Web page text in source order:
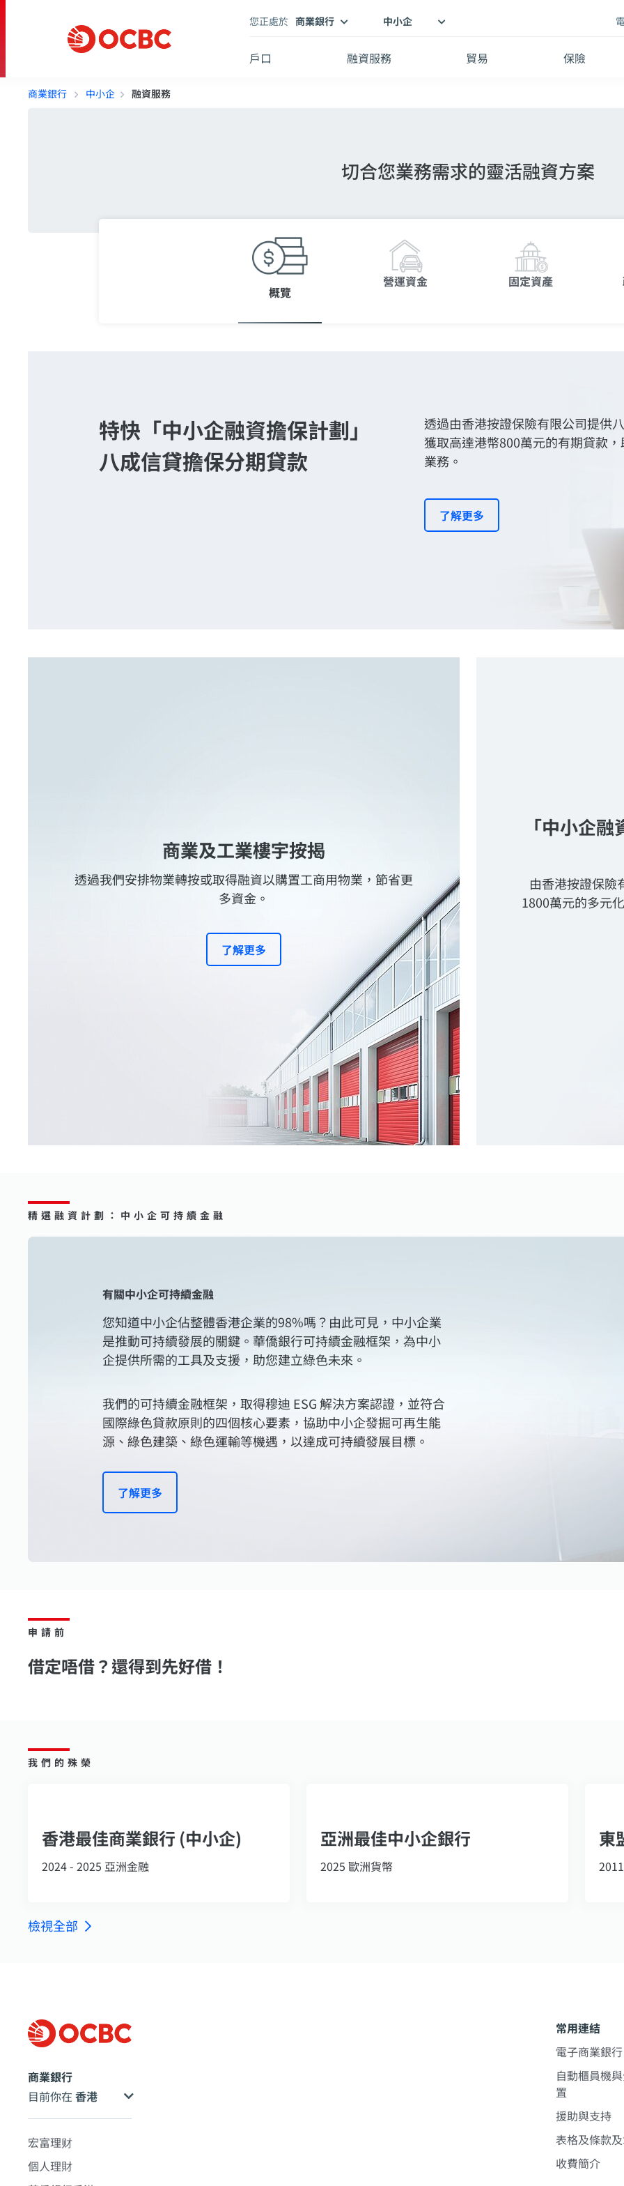
戶口 融資服務 貿易 保險
您正處於 商業銀行 中小企
商業銀行 中小企 融資服務
切合您業務需求的靈活融資方案
概覽
營運資金 固定資產
特快「中小企融資擔保計劃」
八成信貸擔保分期貸款
透過由香港按證保險有限公司提供
獲取高達港幣800萬元的有期貸款
業務。
了解更多
商業及工業樓宇按揭
透過我們安排物業轉按或取得融資以購置工商用物業，節省更
多資金。
了解更多
「中小企
由香港按證保險
1800萬元的多元
精選融資計劃：中小企可持續金融
有關中小企可持續金融
您知道中小企佔整體香港企業的98%嗎？由此可見，中小企業
是推動可持續發展的關鍵。華僑銀行可持續金融框架，為中小
企提供所需的工具及支援，助您建立綠色未來。
我們的可持續金融框架，取得穆迪 ESG 解決方案認證，並符合
國際綠色貸款原則的四個核心要素，協助中小企發掘可再生能
源、綠色建築、綠色運輸等機遇，以達成可持續發展目標。
了解更多
申請前
借定唔借？還得到先好借！
我們的殊榮
香港最佳商業銀行 (中小企)
2024 - 2025 亞洲金融
亞洲最佳中小企銀行
2025 歐洲貨幣
東
檢視全部
商業銀行
目前你在
宏富理财
個人理財
常用連結
電子商業銀行
自動櫃員機
置
援助與支持
表格及條款
收費簡介